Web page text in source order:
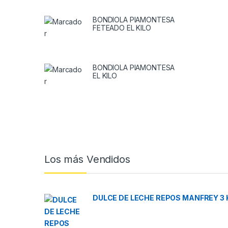
BONDIOLA PIAMONTESA
FETEADO EL KILO
BONDIOLA PIAMONTESA
EL KILO
Brands Carousel
Los más Vendidos
DULCE DE LECHE REPOS MANFREY 3